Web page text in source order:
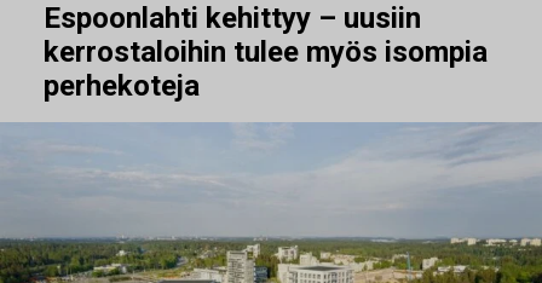
Espoonlahti kehittyy – uusiin
kerrostaloihin tulee myös isompia
perhekoteja